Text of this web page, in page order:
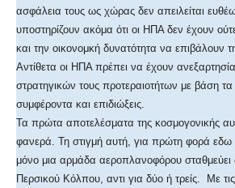
ασφάλεια τους ως χώρας δεν απειλείται
υποστηρίζουν ακόμα ότι οι ΗΠΑ δεν έχουν
και την οικονομκή δυνατότητα να επιβάλουν
Αντίθετα οι ΗΠΑ πρέπει να έχουν
στρατηγικών τους προτεραιοτήτων με βάση
συμφέροντα και επιδιώξεις.
Τα πρώτα αποτελέσματα της κοσμογονικής
φανερά. Τη στιγμή αυτή, για πρώτη φορά εδω
μόνο μια αρμάδα αεροπλανοφόρου σταθμεύει
Περσικού Κόλπου, αντι για δύο ή τρείς. Με